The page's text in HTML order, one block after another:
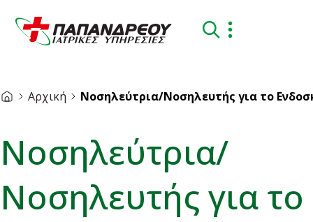
Αρχική Νοσηλεύτρια/Νοσηλευτής για το
Νοσηλεύτρια/
Νοσηλευτής για το